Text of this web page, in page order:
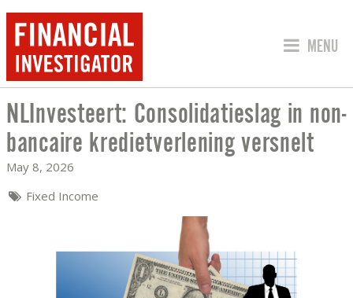
JUMP
MENU
NLINVESTEERT: CONSOLIDATIESLAG
NLInvesteert: Consolidatieslag in non-
bancaire kredietverlening versnelt
May 8, 2026
Fixed Income